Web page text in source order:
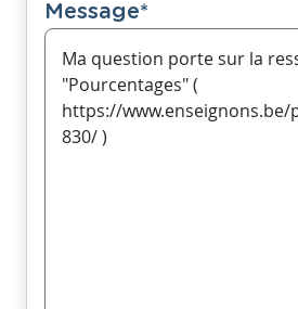
Message*